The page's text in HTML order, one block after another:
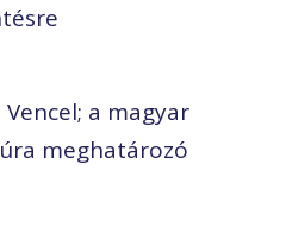
a magyar
meghatározó